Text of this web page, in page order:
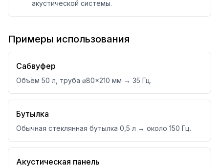
акустической системы.
Примеры использования
Сабвуфер
Объём 50 л, труба ⌀80×210 мм → 35 Гц.
Бутылка
Обычная стеклянная бутылка 0,5 л → около 150 Гц.
Акустическая панель